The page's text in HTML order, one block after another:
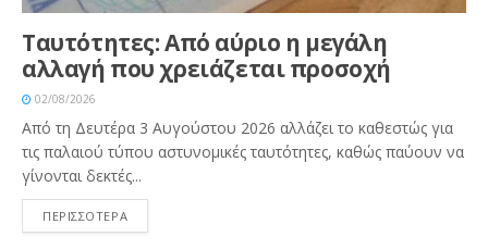
Ταυτότητες: Από αύριο η μεγάλη
αλλαγή που χρειάζεται προσοχή
02/08/2026
Από τη Δευτέρα 3 Αυγούστου 2026 αλλάζει το καθεστώς για
τις παλαιού τύπου αστυνομικές ταυτότητες, καθώς παύουν να
γίνονται δεκτές...
ΠΕΡΙΣΣΟΤΕΡΑ